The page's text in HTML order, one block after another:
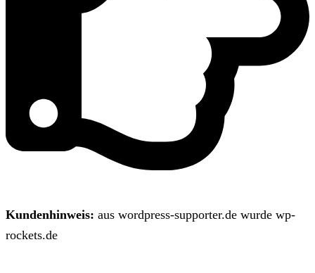
Kundenhinweis: aus wordpress-supporter.de wurde wp-
rockets.de